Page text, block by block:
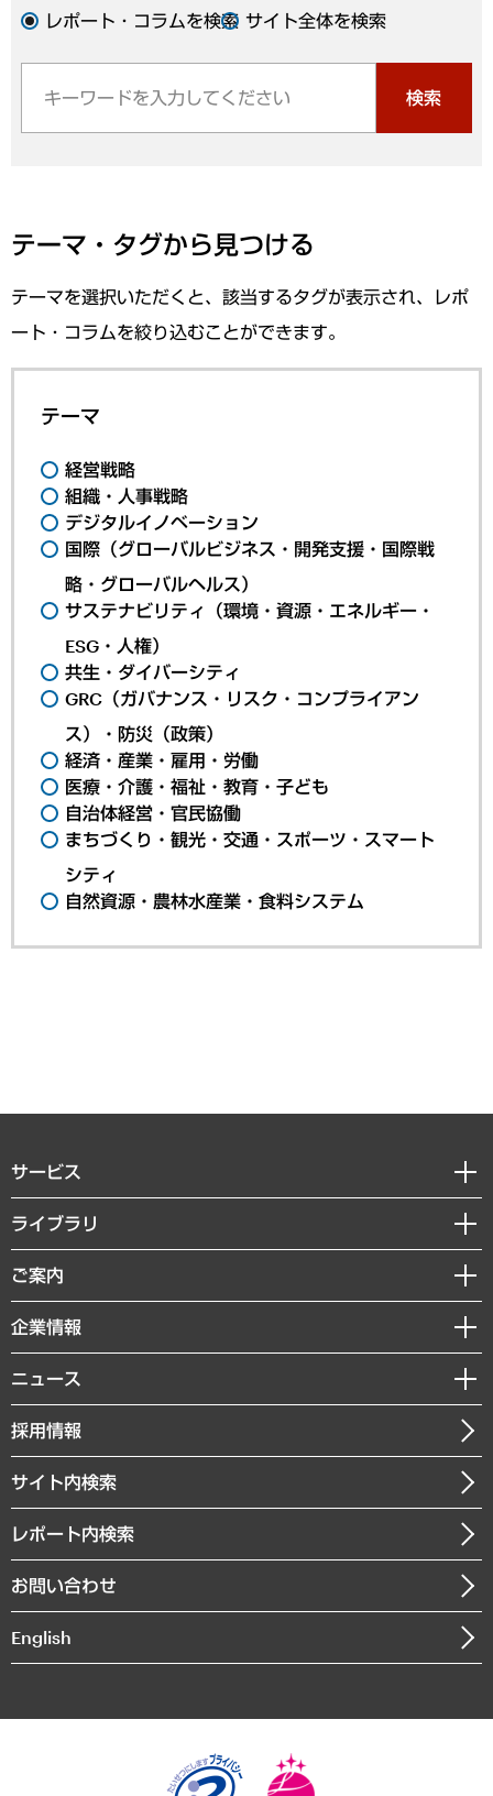
レポート・コラムを検索 サイト全体を検索
検索
テーマ・タグから見つける
テーマを選択いただくと、該当するタグが表示され、レポ
ート・コラムを絞り込むことができます。
テーマ
経営戦略
組織・人事戦略
デジタルイノベーション
国際（グローバルビジネス・開発支援・国際戦
略・グローバルヘルス）
サステナビリティ（環境・資源・エネルギー・
ESG・人権）
共生・ダイバーシティ
GRC（ガバナンス・リスク・コンプライアン
ス）・防災（政策）
経済・産業・雇用・労働
医療・介護・福祉・教育・子ども
自治体経営・官民協働
まちづくり・観光・交通・スポーツ・スマート
シティ
自然資源・農林水産業・食料システム
サービス
経営戦略
組織・人事戦略
デジタルイノベーション
共生・ダイバーシティ
GRC（ガバナンス・リスク・コンプライアンス）・防災（政策）
経済・産業・雇用・労働
まちづくり・観光・交通・スポーツ・スマートシティ
自然資源・農林水産業・食料システム
ライブラリ
経済調査
レポート
コラム
経営用語集
受託・受注実績（官公庁関連）
メディア掲載・出演
ご案内
セミナー・イベント情報
MUFGビジネスセミナー
受託案件情報
企業情報
私たちの想い
社長メッセージ
会社概要
沿革
組織図・本部部室紹介
インドネシア現地法人
個人情報保護方針
ニュース
ニュースリリース
お知らせ
採用情報
サイト内検索
レポート内検索
お問い合わせ
English